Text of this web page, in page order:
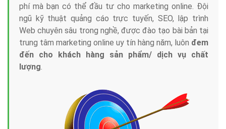
phí mà bạn có thể đầu tư cho marketing online. Đội
ngũ kỹ thuật quảng cáo trực tuyến, SEO, lập trình
Web chuyên sâu trong nghề, được đào tạo bài bản tại
trung tâm marketing online uy tín hàng năm, luôn đem
đến cho khách hàng sản phẩm/ dịch vụ chất
lượng.